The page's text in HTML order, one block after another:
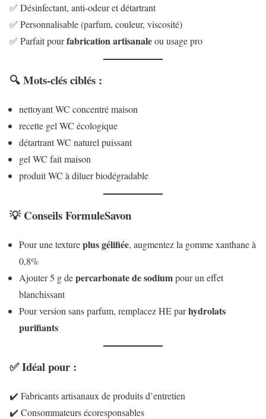
✅ Désinfectant, anti-odeur et détartrant
✅ Personnalisable (parfum, couleur, viscosité)
✅ Parfait pourfabrication artisanaleou usage pro
🔍 Mots-clés ciblés :
nettoyant WC concentré maison
recette gel WC écologique
détartrant WC naturel puissant
gel WC fait maison
produit WC à diluer biodégradable
💡 Conseils FormuleSavon
Pour une textureplus gélifiée, augmentez la gomme xanthane à
0,8%
Ajouter 5 g depercarbonate de sodiumpour un effet
blanchissant
Pour version sans parfum, remplacez HE parhydrolats
purifiants
✅ Idéal pour :
✔️ Fabricants artisanaux de produits d’entretien
✔️ Consommateurs écoresponsables